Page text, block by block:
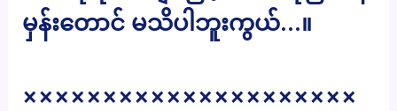
မှန်းတောင် မသိပါဘူးကွယ်…။
×××××××××××××××××××××